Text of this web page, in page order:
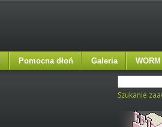
Pomocna dłoń Galeria WORM
Szukanie